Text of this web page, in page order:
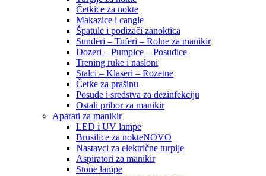
Četkice za nokte
Makazice i cangle
Špatule i podizači zanoktica
Sunđeri – Tuferi – Rolne za manikir
Dozeri – Pumpice – Posudice
Trening ruke i nasloni
Stalci – Klaseri – Rozetne
Četke za prašinu
Posude i sredstva za dezinfekciju
Ostali pribor za manikir
Aparati za manikir
LED i UV lampe
Brusilice za nokteNOVO
Nastavci za električne turpije
Aspiratori za manikir
Stone lampe